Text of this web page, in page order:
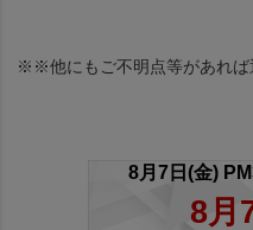
※※他にもご不明点等があれ